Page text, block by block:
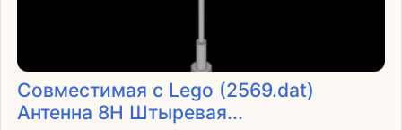
Совместимая с Lego (2569.dat)
Антенна 8H Штыревая...